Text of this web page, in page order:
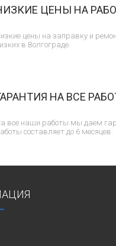
ЦЕНЫ НА
цены на заправку и
в Волгограде.
НА ВСЕ
все наши работы мы даем
составляет до 6 месяцев.